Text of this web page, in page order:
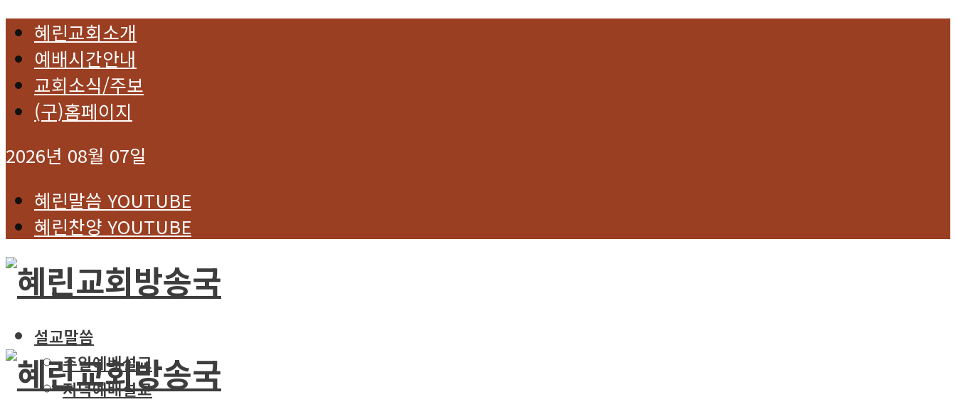
혜린교회소개
예배시간안내
교회소식/주보
(구)홈페이지
2026년 08월 07일
혜린말씀 YOUTUBE
혜린찬양 YOUTUBE
설교말씀
주일예배설교
저녁예배설교